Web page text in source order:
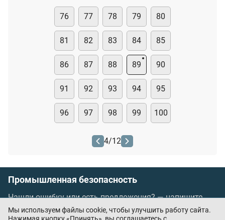
76 77 78 79 80
81 82 83 84 85
86 87 88 89 90
91 92 93 94 95
96 97 98 99 100
4/12
Промышленная безопасность
Нашли ошибку или есть предложения? —напишите
нам
Мы используем файлы cookie, чтобы улучшить работу сайта.